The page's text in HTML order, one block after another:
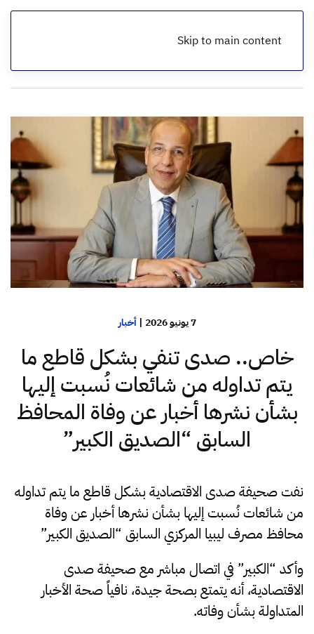
Skip to main content
الرئيسية
7 يونيو 2026 |أخبار
خاص.. صدى تنفي بشكل قاطع ما
يتم تداوله من شائعات نُسبت إليها
بشأن نشرها أخبار عن وفاة المحافظ
السابق “الصديق الكبير”
نفت صحيفة صدى الاقتصادية بشكل قاطع ما يتم تداوله
من شائعات نُسبت إليها بشأن نشرها أخبار عن وفاة
محافظ مصرف ليبيا المركزي السابق “الصديق الكبير”
وأكد “الكبير” في اتصال مباشر مع صحيفة صدى
الاقتصادية، أنه يتمتع بصحة جيدة، نافياً صحة الأخبار
المتداولة بشأن وفاته.